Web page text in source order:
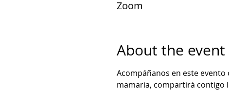
Zoom
About the event
Acompáñanos en este
mamaria, compartirá contigo